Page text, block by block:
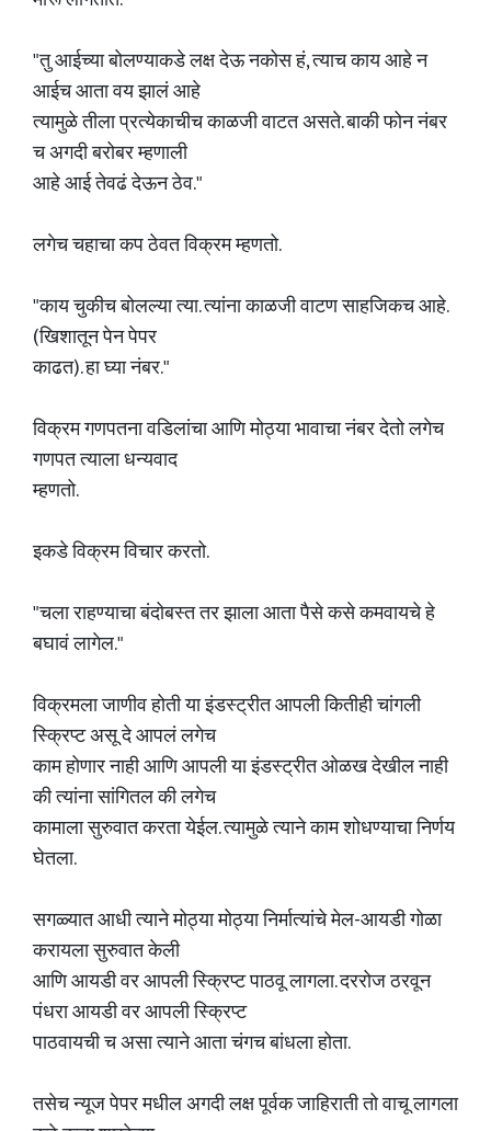
"तु आईच्या बोलण्याकडे लक्ष देऊ नकोस हं, त्याच काय आहे न
आईच आता वय झालं आहे
त्यामुळे तीला प्रत्येकाचीच काळजी वाटत असते. बाकी फोन नंबर
च अगदी बरोबर म्हणाली
आहे आई तेवढं देऊन ठेव."
लगेच चहाचा कप ठेवत विक्रम म्हणतो.
"काय चुकीच बोलल्या त्या. त्यांना काळजी वाटण साहजिकच आहे.
(खिशातून पेन पेपर
काढत). हा घ्या नंबर."
विक्रम गणपतना वडिलांचा आणि मोठ्या भावाचा नंबर देतो लगेच
गणपत त्याला धन्यवाद
म्हणतो.
इकडे विक्रम विचार करतो.
"चला राहण्याचा बंदोबस्त तर झाला आता पैसे कसे कमवायचे हे
बघावं लागेल."
विक्रमला जाणीव होती या इंडस्ट्रीत आपली कितीही चांगली
स्क्रिप्ट असू दे आपलं लगेच
काम होणार नाही आणि आपली या इंडस्ट्रीत ओळख देखील नाही
की त्यांना सांगितल की लगेच
कामाला सुरुवात करता येईल. त्यामुळे त्याने काम शोधण्याचा निर्णय
घेतला.
सगळ्यात आधी त्याने मोठ्या मोठ्या निर्मात्यांचे मेल-आयडी गोळा
करायला सुरुवात केली
आणि आयडी वर आपली स्क्रिप्ट पाठवू लागला. दररोज ठरवून
पंधरा आयडी वर आपली स्क्रिप्ट
पाठवायची च असा त्याने आता चंगच बांधला होता.
तसेच न्यूज पेपर मधील अगदी लक्ष पूर्वक जाहिराती तो वाचू लागला